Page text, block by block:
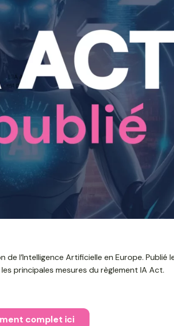
l’Intelligence Artificielle en Europe. Publié
principales mesures du règlement IA Act.
complet ici